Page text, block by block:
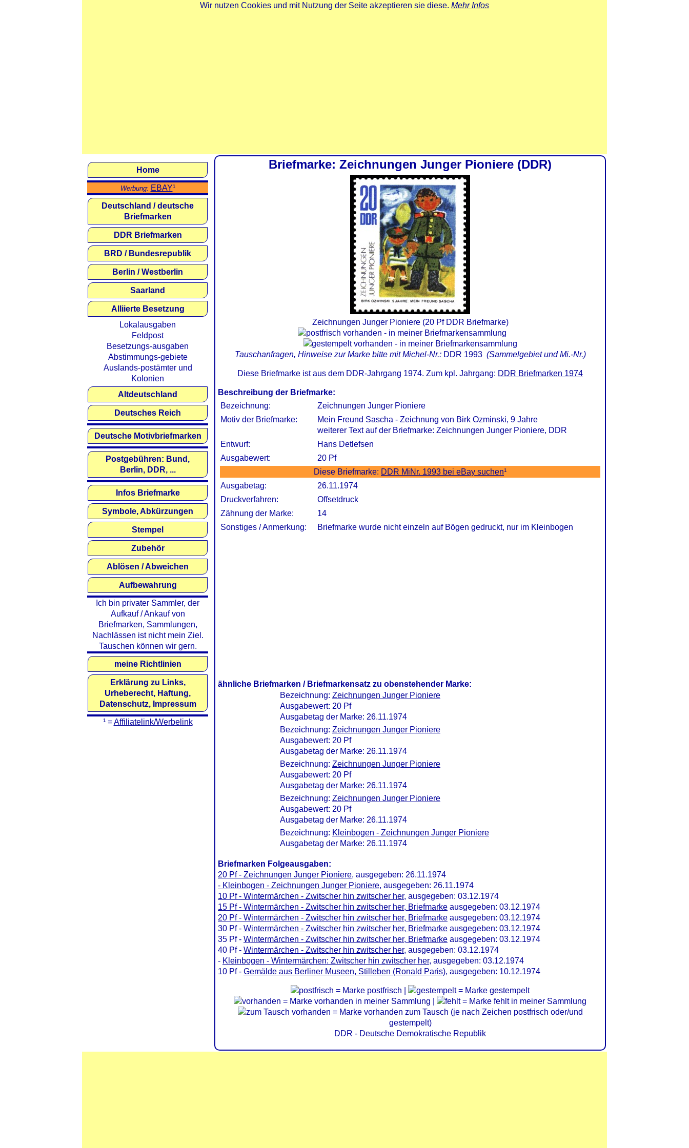
Wir nutzen Cookies und mit Nutzung der Seite akzeptieren sie diese. Mehr Infos
Briefmarke: Zeichnungen Junger Pioniere (DDR)
Zeichnungen Junger Pioniere (20 Pf DDR Briefmarke)
Tauschanfragen, Hinweise zur Marke bitte mit Michel-Nr.: DDR 1993(Sammelgebiet und Mi.-Nr.)
Diese Briefmarke ist aus dem DDR-Jahrgang 1974. Zum kpl. Jahrgang: DDR Briefmarken 1974
Beschreibung der Briefmarke:
Bezeichnung:
Zeichnungen Junger Pioniere
Motiv der Briefmarke:
Mein Freund Sascha - Zeichnung von Birk Ozminski, 9 Jahre
weiterer Text auf der Briefmarke: Zeichnungen Junger Pioniere, DDR
Entwurf:
Hans Detlefsen
Ausgabewert:
20 Pf
Diese Briefmarke: DDR MiNr. 1993 bei eBay suchen¹
Ausgabetag:
26.11.1974
Druckverfahren:
Offsetdruck
Zähnung der Marke:
14
Sonstiges / Anmerkung:
Briefmarke wurde nicht einzeln auf Bögen gedruckt, nur im Kleinbogen
ähnliche Briefmarken / Briefmarkensatz zu obenstehender Marke:
Bezeichnung: Zeichnungen Junger Pioniere
Ausgabewert: 20 Pf
Ausgabetag der Marke: 26.11.1974
Bezeichnung: Zeichnungen Junger Pioniere
Ausgabewert: 20 Pf
Ausgabetag der Marke: 26.11.1974
Bezeichnung: Zeichnungen Junger Pioniere
Ausgabewert: 20 Pf
Ausgabetag der Marke: 26.11.1974
Bezeichnung: Zeichnungen Junger Pioniere
Ausgabewert: 20 Pf
Ausgabetag der Marke: 26.11.1974
Bezeichnung: Kleinbogen - Zeichnungen Junger Pioniere
Ausgabetag der Marke: 26.11.1974
Briefmarken Folgeausgaben:
20 Pf - Zeichnungen Junger Pioniere, ausgegeben: 26.11.1974
- Kleinbogen - Zeichnungen Junger Pioniere, ausgegeben: 26.11.1974
10 Pf - Wintermärchen - Zwitscher hin zwitscher her, ausgegeben: 03.12.1974
15 Pf - Wintermärchen - Zwitscher hin zwitscher her, Briefmarke ausgegeben: 03.12.1974
20 Pf - Wintermärchen - Zwitscher hin zwitscher her, Briefmarke ausgegeben: 03.12.1974
30 Pf - Wintermärchen - Zwitscher hin zwitscher her, Briefmarke ausgegeben: 03.12.1974
35 Pf - Wintermärchen - Zwitscher hin zwitscher her, Briefmarke ausgegeben: 03.12.1974
40 Pf - Wintermärchen - Zwitscher hin zwitscher her, ausgegeben: 03.12.1974
- Kleinbogen - Wintermärchen: Zwitscher hin zwitscher her, ausgegeben: 03.12.1974
10 Pf - Gemälde aus Berliner Museen, Stilleben (Ronald Paris), ausgegeben: 10.12.1974
= Marke postfrisch |
= Marke gestempelt
= Marke vorhanden in meiner Sammlung |
= Marke fehlt in meiner Sammlung
= Marke vorhanden zum Tausch (je nach Zeichen postfrisch oder/und
gestempelt)
DDR - Deutsche Demokratische Republik
Home
Werbung: EBAY¹
Deutschland / deutsche
Briefmarken
DDR Briefmarken
BRD / Bundesrepublik
Berlin / Westberlin
Saarland
Alliierte Besetzung
Lokalausgaben
Feldpost
Besetzungs-ausgaben
Abstimmungs-gebiete
Auslands-postämter und
Kolonien
Altdeutschland
Deutsches Reich
Deutsche Motivbriefmarken
Postgebühren: Bund,
Berlin, DDR, ...
Infos Briefmarke
Symbole, Abkürzungen
Stempel
Zubehör
Ablösen / Abweichen
Aufbewahrung
Ich bin privater Sammler, der
Aufkauf / Ankauf von
Briefmarken, Sammlungen,
Nachlässen ist nicht mein Ziel.
Tauschen können wir gern.
meine Richtlinien
Erklärung zu Links,
Urheberecht, Haftung,
Datenschutz, Impressum
¹ =Affiliatelink/Werbelink